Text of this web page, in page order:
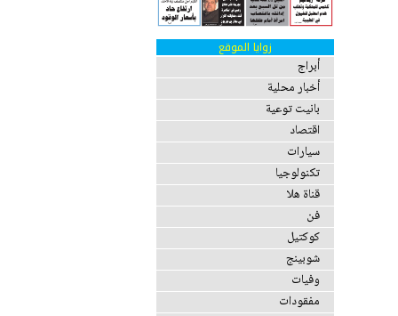
زوايا الموقع
أبراج
أخبار محلية
بانيت توعية
اقتصاد
سيارات
تكنولوجيا
قناة هلا
فن
كوكتيل
شوبينج
وفيات
مفقودات